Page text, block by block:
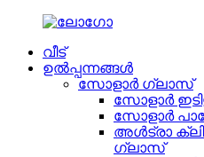
വീട്
ഉൽപ്പന്നങ്ങൾ
സോളാർ ഗ്ലാസ്
സോളാർ
സോളാർ
അൾട്രാ
ഗ്ലാസ്